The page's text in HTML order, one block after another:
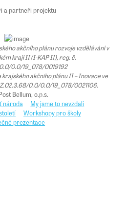
akčního plánu rozvoje vzdělávání v
kraji II (I-KAP II), reg. č.
0.0/19_078/0019192
akčního plánu II – Inovace ve
0.0/0.0/19_078/0021106.
Bellum, o.p.s.
národa
My jsme to nevzdali
Workshopy pro školy
prezentace